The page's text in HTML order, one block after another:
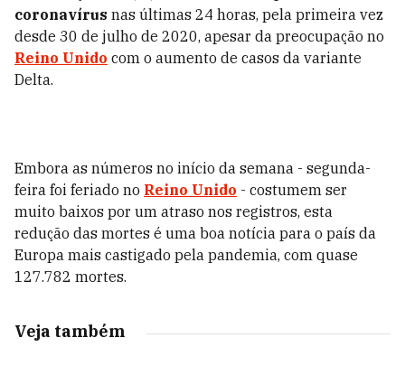
coronavírus nas últimas 24 horas, pela primeira vez
desde 30 de julho de 2020, apesar da preocupação no
Reino Unido com o aumento de casos da variante
Delta.
Embora as números no início da semana - segunda-
feira foi feriado no Reino Unido - costumem ser
muito baixos por um atraso nos registros, esta
redução das mortes é uma boa notícia para o país da
Europa mais castigado pela pandemia, com quase
127.782 mortes.
Veja também